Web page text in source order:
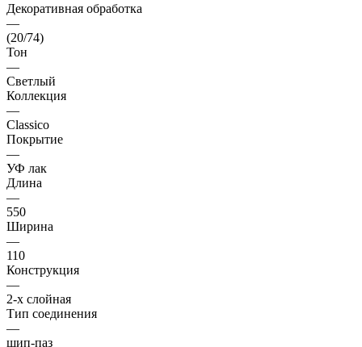
Декоративная обработка
—
(20/74)
Тон
—
Светлый
Коллекция
—
Classico
Покрытие
—
УФ лак
Длина
—
550
Ширина
—
110
Конструкция
—
2-х слойная
Тип соединения
—
шип-паз